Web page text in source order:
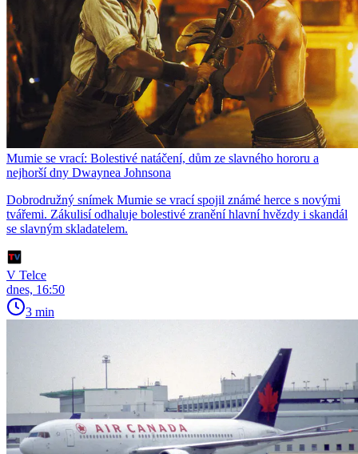
Mumie se vrací: Bolestivé natáčení, dům ze slavného hororu a
nejhorší dny Dwaynea Johnsona
Dobrodružný snímek Mumie se vrací spojil známé herce s novými
tvářemi. Zákulisí odhaluje bolestivé zranění hlavní hvězdy i skandál
se slavným skladatelem.
V Telce
dnes, 16:50
3 min